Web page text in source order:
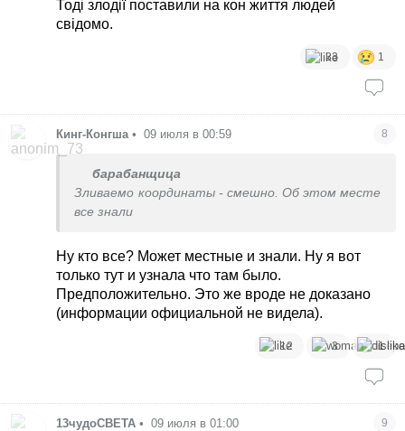
Тоді злодії поставили на кон життя людей
свідомо.
33 1
Кинг-Конгша • 09 июля в 00:59 8
барабанщица
Зливаемо координаты - смешно. Об этом месте
все знали
Ну кто все? Может местные и знали. Ну я вот
только тут и узнала что там было.
Предположительно. Это же вроде не доказано
(информации официальной не видела).
12 3 1
13чудоСВЕТА • 09 июля в 01:00 9